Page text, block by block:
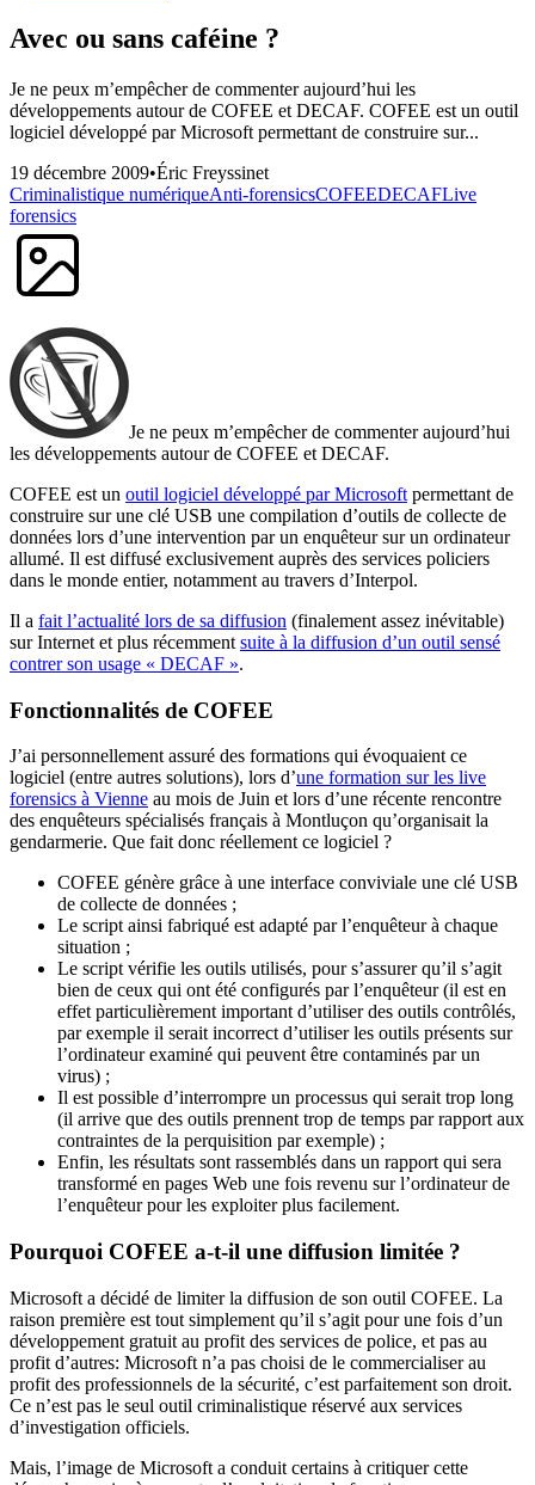
Avec ou sans caféine ?
Je ne peux m’empêcher de commenter aujourd’hui les
développements autour de COFEE et DECAF. COFEE est un outil
logiciel développé par Microsoft permettant de construire sur...
19 décembre 2009•Éric Freyssinet
Criminalistique numériqueAnti-forensicsCOFEEDECAFLive
forensics
Je ne peux m’empêcher de commenter aujourd’hui
les développements autour de COFEE et DECAF.
COFEE est un outil logiciel développé par Microsoft permettant de
construire sur une clé USB une compilation d’outils de collecte de
données lors d’une intervention par un enquêteur sur un ordinateur
allumé. Il est diffusé exclusivement auprès des services policiers
dans le monde entier, notamment au travers d’Interpol.
Il a fait l’actualité lors de sa diffusion (finalement assez inévitable)
sur Internet et plus récemment suite à la diffusion d’un outil sensé
contrer son usage « DECAF ».
Fonctionnalités de COFEE
J’ai personnellement assuré des formations qui évoquaient ce
logiciel (entre autres solutions), lors d’une formation sur les live
forensics à Vienne au mois de Juin et lors d’une récente rencontre
des enquêteurs spécialisés français à Montluçon qu’organisait la
gendarmerie. Que fait donc réellement ce logiciel ?
COFEE génère grâce à une interface conviviale une clé USB
de collecte de données ;
Le script ainsi fabriqué est adapté par l’enquêteur à chaque
situation ;
Le script vérifie les outils utilisés, pour s’assurer qu’il s’agit
bien de ceux qui ont été configurés par l’enquêteur (il est en
effet particulièrement important d’utiliser des outils contrôlés,
par exemple il serait incorrect d’utiliser les outils présents sur
l’ordinateur examiné qui peuvent être contaminés par un
virus) ;
Il est possible d’interrompre un processus qui serait trop long
(il arrive que des outils prennent trop de temps par rapport aux
contraintes de la perquisition par exemple) ;
Enfin, les résultats sont rassemblés dans un rapport qui sera
transformé en pages Web une fois revenu sur l’ordinateur de
l’enquêteur pour les exploiter plus facilement.
Pourquoi COFEE a-t-il une diffusion limitée ?
Microsoft a décidé de limiter la diffusion de son outil COFEE. La
raison première est tout simplement qu’il s’agit pour une fois d’un
développement gratuit au profit des services de police, et pas au
profit d’autres: Microsoft n’a pas choisi de le commercialiser au
profit des professionnels de la sécurité, c’est parfaitement son droit.
Ce n’est pas le seul outil criminalistique réservé aux services
d’investigation officiels.
Mais, l’image de Microsoft a conduit certains à critiquer cette